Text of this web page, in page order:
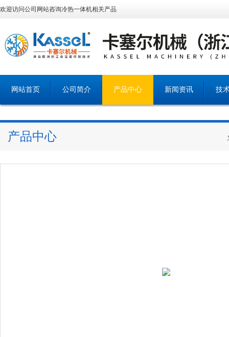
欢迎访问公司网站咨询冷热一体机相关产品
网站首页 公司简介 产品中心 新闻资讯 技
产品中心